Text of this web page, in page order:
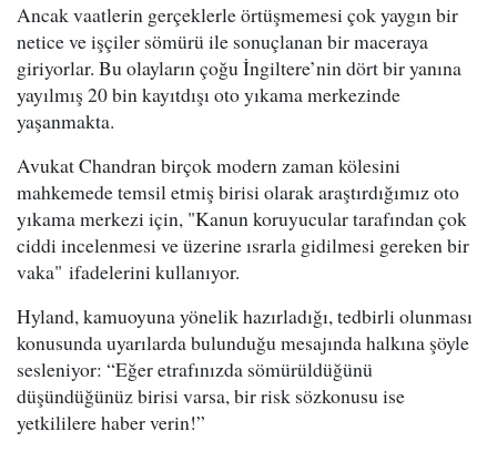
Ancak vaatlerin gerçeklerle örtüşmemesi çok yaygın bir
netice ve işçiler sömürü ile sonuçlanan bir maceraya
giriyorlar. Bu olayların çoğu İngiltere’nin dört bir yanına
yayılmış 20 bin kayıtdışı oto yıkama merkezinde
yaşanmakta.
Avukat Chandran birçok modern zaman kölesini
mahkemede temsil etmiş birisi olarak araştırdığımız oto
yıkama merkezi için, "Kanun koruyucular tarafından çok
ciddi incelenmesi ve üzerine ısrarla gidilmesi gereken bir
vaka" ifadelerini kullanıyor.
Hyland, kamuoyuna yönelik hazırladığı, tedbirli olunması
konusunda uyarılarda bulunduğu mesajında halkına şöyle
sesleniyor: “Eğer etrafınızda sömürüldüğünü
düşündüğünüz birisi varsa, bir risk sözkonusu ise
yetkililere haber verin!”